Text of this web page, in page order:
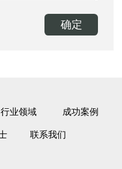
行业领域 成功案例
联系我们